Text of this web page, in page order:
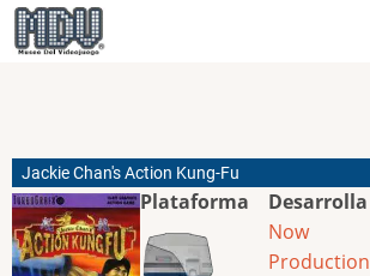
Pasar
al
Jackie Chan's Action Kung-Fu
Plataforma
Desarrolla
Now
Production